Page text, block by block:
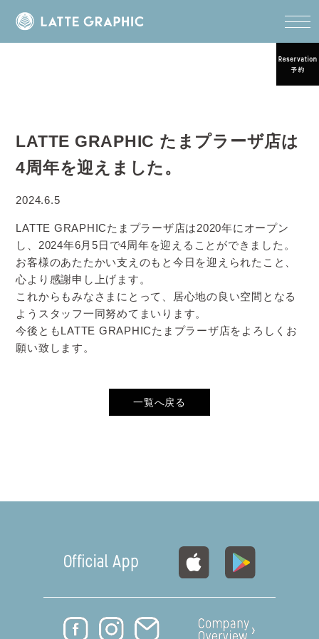
LATTE GRAPHIC たまプラーザ店は
4周年を迎えました。
2024.6.5
LATTE GRAPHICたまプラーザ店は2020年にオープン
し、2024年6月5日で4周年を迎えることができました。
お客様のあたたかい支えのもと今日を迎えられたこと、
心より感謝申し上げます。
これからもみなさまにとって、居心地の良い空間となる
ようスタッフ一同努めてまいります。
今後ともLATTE GRAPHICたまプラーザ店をよろしくお
願い致します。
一覧へ戻る